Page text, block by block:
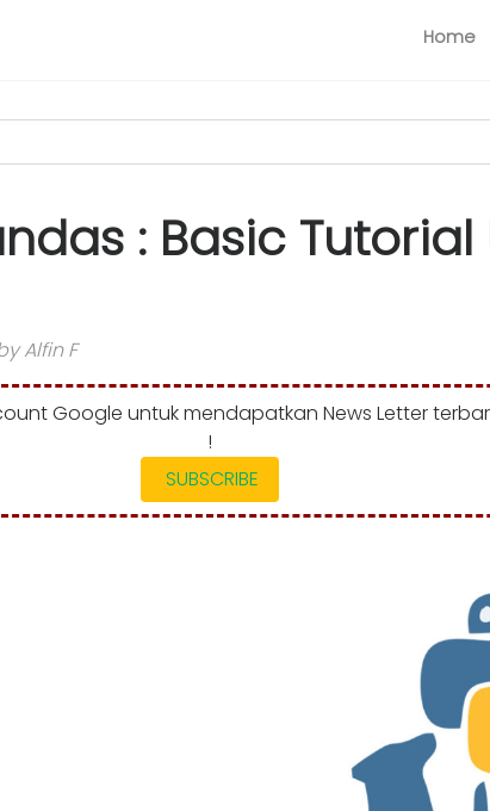
Home
: Basic Tutorial
Alfin F
Google untuk mendapatkan News Letter
!
SUBSCRIBE